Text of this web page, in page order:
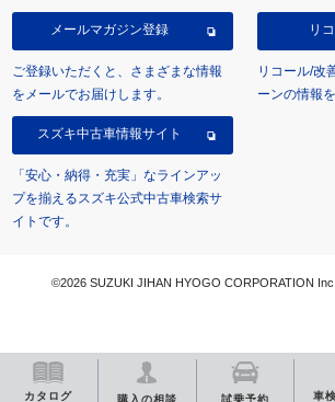
カタログ 購入の相談 試乗予約 車
メールマガジン登録
ご登録いただくと、さまざまな情報
をメールでお届けします。
リ
リコール/改
ーンの情報
スズキ中古車情報サイト
「安心・納得・充実」なラインアッ
プを揃えるスズキ公式中古車検索サ
イトです。
©2026 SUZUKI JIHAN HYOGO CORPORATION